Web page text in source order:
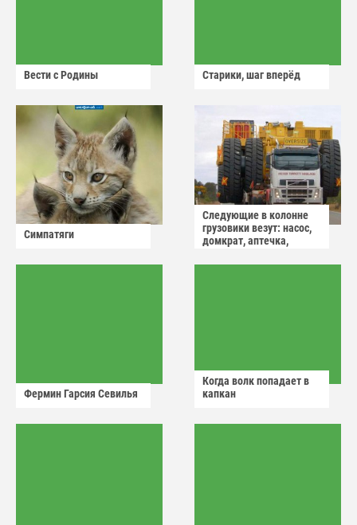
Вести с Родины Старики, шаг вперёд
Симпатяги
Следующие в колонне
грузовики везут: насос,
домкрат, аптечка,
Фермин Гарсия Севилья
Когда волк попадает в
капкан